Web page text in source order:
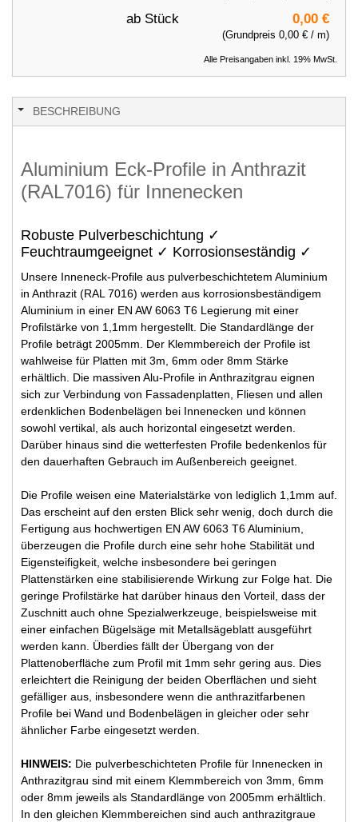
ab Stück 0,00 €
(Grundpreis 0,00 € / m)
Alle Preisangaben inkl. 19% MwSt.
BESCHREIBUNG
Aluminium Eck-Profile in Anthrazit
(RAL7016) für Innenecken
Robuste Pulverbeschichtung ✓
Feuchtraumgeeignet ✓ Korrosionseständig ✓
Unsere Inneneck-Profile aus pulverbeschichtetem Aluminium
in Anthrazit (RAL 7016) werden aus korrosionsbeständigem
Aluminium in einer EN AW 6063 T6 Legierung mit einer
Profilstärke von 1,1mm hergestellt. Die Standardlänge der
Profile beträgt 2005mm. Der Klemmbereich der Profile ist
wahlweise für Platten mit 3m, 6mm oder 8mm Stärke
erhältlich. Die massiven Alu-Profile in Anthrazitgrau eignen
sich zur Verbindung von Fassadenplatten, Fliesen und allen
erdenklichen Bodenbelägen bei Innenecken und können
sowohl vertikal, als auch horizontal eingesetzt werden.
Darüber hinaus sind die wetterfesten Profile bedenkenlos für
den dauerhaften Gebrauch im Außenbereich geeignet.
Die Profile weisen eine Materialstärke von lediglich 1,1mm auf.
Das erscheint auf den ersten Blick sehr wenig, doch durch die
Fertigung aus hochwertigen EN AW 6063 T6 Aluminium,
überzeugen die Profile durch eine sehr hohe Stabilität und
Eigensteifigkeit, welche insbesondere bei geringen
Plattenstärken eine stabilisierende Wirkung zur Folge hat. Die
geringe Profilstärke hat darüber hinaus den Vorteil, dass der
Zuschnitt auch ohne Spezialwerkzeuge, beispielsweise mit
einer einfachen Bügelsäge mit Metallsägeblatt ausgeführt
werden kann. Überdies fällt der Übergang von der
Plattenoberfläche zum Profil mit 1mm sehr gering aus. Dies
erleichtert die Reinigung der beiden Oberflächen und sieht
gefälliger aus, insbesondere wenn die anthrazitfarbenen
Profile bei Wand und Bodenbelägen in gleicher oder sehr
ähnlicher Farbe eingesetzt werden.
HINWEIS: Die pulverbeschichteten Profile für Innenecken in
Anthrazitgrau sind mit einem Klemmbereich von 3mm, 6mm
oder 8mm jeweils als Standardlänge von 2005mm erhältlich.
In den gleichen Klemmbereichen sind auch anthrazitgraue